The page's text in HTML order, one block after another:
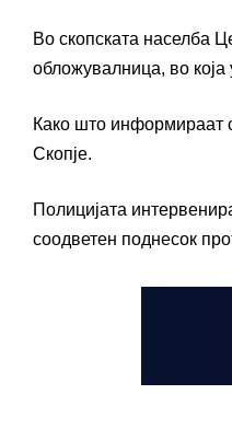
Во скопската населба
обложувалница, во
Како што информираат
Скопје.
Полицијата
соодветен поднесок